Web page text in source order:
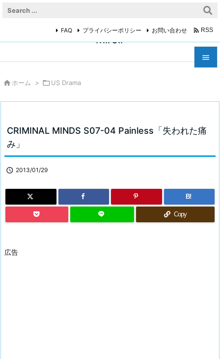
miroir




検索
FAQ プライバシーポリシー お問い合わせ  RSS
 ホーム > US Drama
CRIMINAL MINDS S07-04 Painless「失われた痛
み」
 2013/01/29
B!
Copy
広告